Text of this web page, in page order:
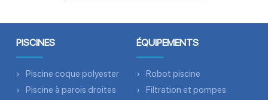
PISCINES
Piscine coque polyester
Piscine à parois droites
ÉQUIPEMENTS
Robot piscine
Filtration et pompes